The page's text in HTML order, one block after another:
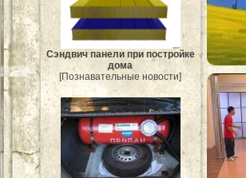
Сэндвич панели при постройке
дома
[Познавательные новости]